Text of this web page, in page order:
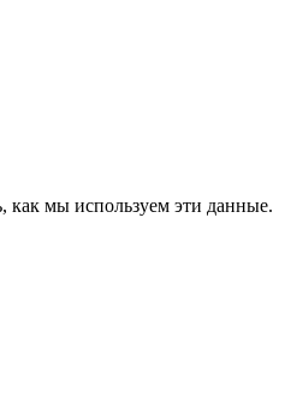
как мы используем эти данные.